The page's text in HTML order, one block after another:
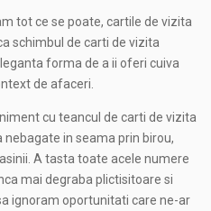
tot ce se poate, cartile de vizita
schimbul de carti de vizita
forma de a ii oferi cuiva
de afaceri.
cu teancul de carti de vizita
nebagate in seama prin birou,
A tasta toate acele numere
mai degraba plictisitoare si
ignoram oportunitati care ne-ar